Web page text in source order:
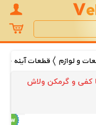
و لوازم قطعات آینه